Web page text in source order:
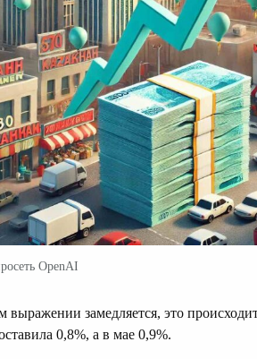
OpenAI
выражении замедляется, это
0,8%, а в мае 0,9%.